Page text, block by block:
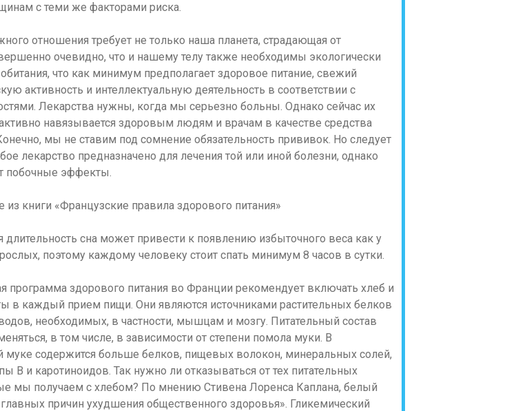
с теми же факторами риска.
отношения требует не только наша планета, страдающая от
очевидно, что и нашему телу также необходимы экологически
что как минимум предполагает здоровое питание, свежий
активность и интеллектуальную деятельность в соответствии с
Лекарства нужны, когда мы серьезно больны. Однако сейчас их
навязывается здоровым людям и врачам в качестве средства
мы не ставим под сомнение обязательность прививок. Но следует
лекарство предназначено для лечения той или иной болезни, однако
побочные эффекты.
длительность сна может привести к появлению избыточного веса как у
поэтому каждому человеку стоит спать минимум 8 часов в сутки.
программа здорового питания во Франции рекомендует включать хлеб и
в каждый прием пищи. Они являются источниками растительных белков
необходимых, в частности, мышцам и мозгу. Питательный состав
в том числе, в зависимости от степени помола муки. В
муке содержится больше белков, пищевых волокон, минеральных солей,
В и каротиноидов. Так нужно ли отказываться от тех питательных
мы получаем с хлебом? По мнению Стивена Лоренса Каплана, белый
причин ухудшения общественного здоровья». Гликемический